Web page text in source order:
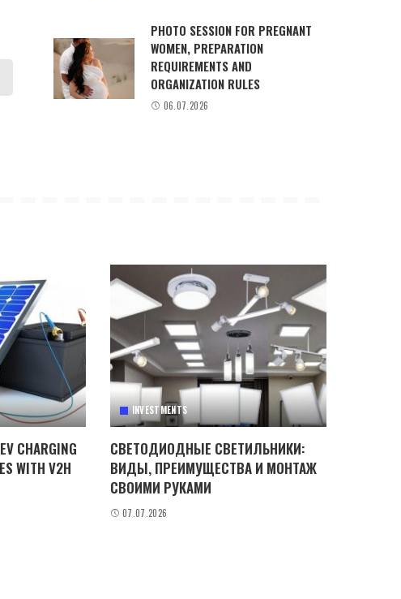
PHOTO SESSION FOR PREGNANT
WOMEN, PREPARATION
REQUIREMENTS AND
ORGANIZATION RULES
06.07.2026
CHARGING
WITH V2H
INVESTMENTS
СВЕТОДИОДНЫЕ СВЕТИЛЬНИКИ:
ВИДЫ, ПРЕИМУЩЕСТВА И МОНТАЖ
СВОИМИ РУКАМИ
07.07.2026